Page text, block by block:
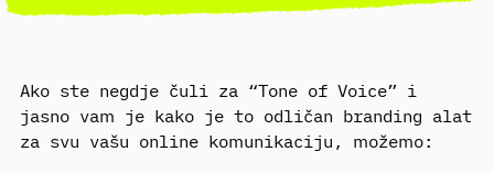
Ako ste negdje čuli za “Tone of Voice” i
jasno vam je kako je to odličan branding alat
za svu vašu online komunikaciju, možemo: